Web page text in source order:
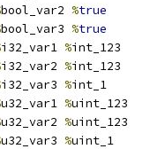
bool_var2 %true
bool_var3 %true
i32_var1 %int_123
i32_var2 %int_123
i32_var3 %int_1
u32_var1 %uint_123
u32_var2 %uint_123
u32_var3 %uint_1